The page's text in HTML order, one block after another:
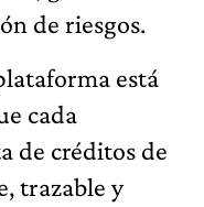
de riesgos.
está
cada
de créditos de
trazable y